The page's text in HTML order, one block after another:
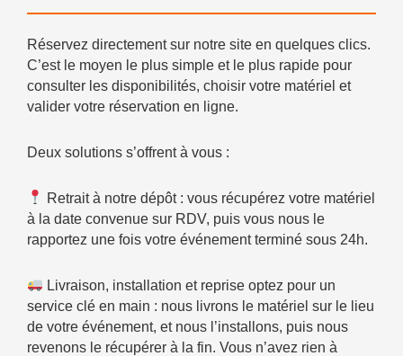
Réservez directement sur notre site en quelques clics.
C’est le moyen le plus simple et le plus rapide pour
consulter les disponibilités, choisir votre matériel et
valider votre réservation en ligne.
Deux solutions s’offrent à vous :
Retrait à notre dépôt : vous récupérez votre matériel
à la date convenue sur RDV, puis vous nous le
rapportez une fois votre événement terminé sous 24h.
Livraison, installation et reprise optez pour un
service clé en main : nous livrons le matériel sur le lieu
de votre événement, et nous l’installons, puis nous
revenons le récupérer à la fin. Vous n’avez rien à